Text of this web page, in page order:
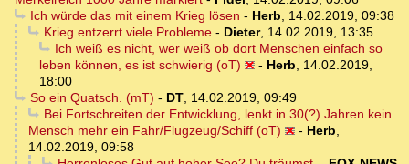
Ich würde das mit einem Krieg lösen - Herb, 14.02.2019, 09:38
Krieg entzerrt viele Probleme- Dieter, 14.02.2019, 13:35
Ich weiß es nicht, wer weiß ob dort Menschen einfach so
leben können, es ist schwierig (oT)
- Herb, 14.02.2019,
18:00
So ein Quatsch. (mT) - DT, 14.02.2019, 09:49
Bei Fortschreiten der Entwicklung, lenkt in 30(?) Jahren kein
Mensch mehr ein Fahr/Flugzeug/Schiff (oT)
- Herb,
14.02.2019, 09:58